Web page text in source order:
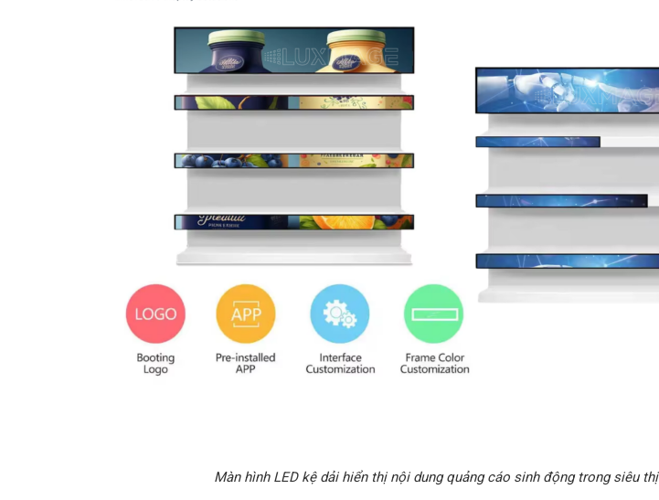
Màn hình LED kệ dải hiển thị nội dung quảng cáo sinh động trong siêu thị